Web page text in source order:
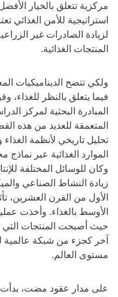
مركزية تتعلق بالخيار
استراتيجية للأمن الغذائي
لزيادة الصادرات غير
المنتجات الغذائية.
ولكي تتضح الديناميكيات
فيما يتعلق بالنظر للغذاء،
المبادرة البحثية لمركز
المتعمقة للعديد من هذه
تحليل تاريخي لأنظمة
الموارد الغذائية عبر
وكان للوسائل المختلفة
زيادة النشاط الصناعي
الأول من القرن العشرين،
الأوسط بالغذاء. وأخذت
حيث أصبحت المنتجات
آخر كجزء من شبكة عالمية
مستوى العالم.
على مدار عقود مضت، بدأت